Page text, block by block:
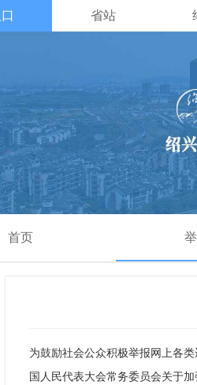
省站
首页
为鼓励社会公众积极举报网上各
国人民代表大会常务委员会关于